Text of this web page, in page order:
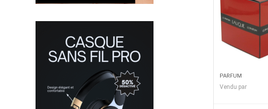
PARFUM
Vendu par